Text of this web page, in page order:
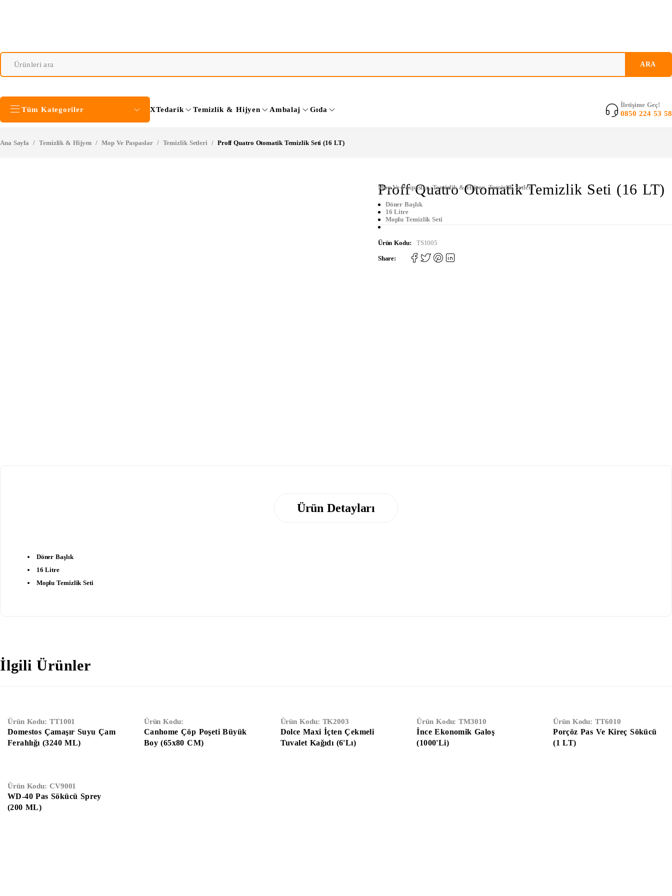
Tüm Kategoriler XTedarik Temizlik & Hijyen Ambalaj Gıda
İletişime Geç!
0850 224 53 58
Ana Sayfa / Temizlik & Hijyen / Mop Ve Paspaslar / Temizlik Setleri / Proff Quatro Otomatik Temizlik Seti (16 LT)
Mop Ve Paspaslar,Temizlik & Hijyen,Temizlik Setleri
Proff Quatro Otomatik Temizlik Seti (16 LT)
Döner Başlık
16 Litre
Moplu Temizlik Seti
Ürün Kodu: TS1005
Share:
Ürün Detayları
Döner Başlık
16 Litre
Moplu Temizlik Seti
İlgili Ürünler
Ürün Kodu: TT1001
Domestos Çamaşır Suyu Çam
Ferahlığı (3240 ML)
Ürün Kodu:
Canhome Çöp Poşeti Büyük
Boy (65x80 CM)
Ürün Kodu: TK2003
Dolce Maxi İçten Çekmeli
Tuvalet Kağıdı (6'Lı)
Ürün Kodu:TM3010
İnce Ekonomik Galoş
(1000'Li)
Ürün Kodu:TT6010
Porçöz Pas Ve Kireç Sökücü
(1 LT)
Ürün Kodu: CV9001
WD-40 Pas Sökücü Sprey
(200 ML)